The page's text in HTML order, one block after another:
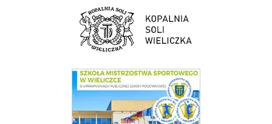
link do strony Kopalni Soli Wieliczka
link do SMS Wieliczka